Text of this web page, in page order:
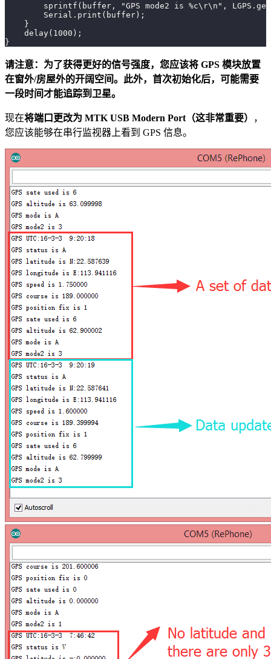
sprintf(buffer, "GPS mode2 is %c\r\n",
        Serial.print(buffer);
    }
    delay(1000);
}
请注意：为了获得更好的信号强度，您应该将 GPS 模块放置
在窗外/房屋外的开阔空间。此外，首次初始化后，可能需要
一段时间才能追踪到卫星。
现在将端口更改为 MTK USB Modern Port（这非常重要）
，
您应该能够在串行监视器上看到 GPS 信息。